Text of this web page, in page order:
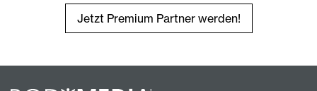
Jetzt Premium Partner werden!